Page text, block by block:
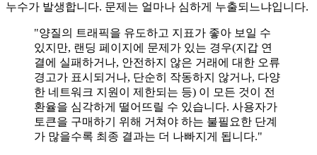
누수가 발생합니다. 문제는 얼마나 심하게 누출되느냐입니다.
"양질의 트래픽을 유도하고 지표가 좋아 보일 수
있지만, 랜딩 페이지에 문제가 있는 경우(지갑 연
결에 실패하거나, 안전하지 않은 거래에 대한 오류
경고가 표시되거나, 단순히 작동하지 않거나, 다양
한 네트워크 지원이 제한되는 등) 이 모든 것이 전
환율을 심각하게 떨어뜨릴 수 있습니다. 사용자가
토큰을 구매하기 위해 거쳐야 하는 불필요한 단계
가 많을수록 최종 결과는 더 나빠지게 됩니다."